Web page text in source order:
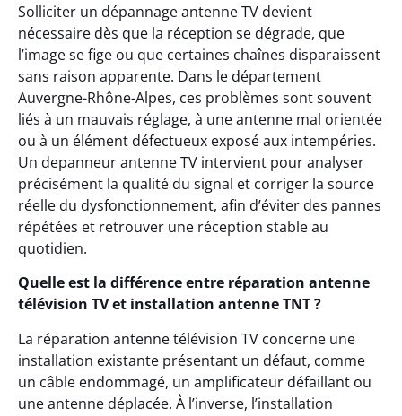
Solliciter un dépannage antenne TV devient
nécessaire dès que la réception se dégrade, que
l’image se fige ou que certaines chaînes disparaissent
sans raison apparente. Dans le département
Auvergne-Rhône-Alpes, ces problèmes sont souvent
liés à un mauvais réglage, à une antenne mal orientée
ou à un élément défectueux exposé aux intempéries.
Un depanneur antenne TV intervient pour analyser
précisément la qualité du signal et corriger la source
réelle du dysfonctionnement, afin d’éviter des pannes
répétées et retrouver une réception stable au
quotidien.
Quelle est la différence entre réparation antenne
télévision TV et installation antenne TNT ?
La réparation antenne télévision TV concerne une
installation existante présentant un défaut, comme
un câble endommagé, un amplificateur défaillant ou
une antenne déplacée. À l’inverse, l’installation